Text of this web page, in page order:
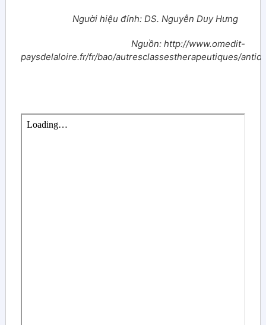
Người hiệu đính: DS. Nguyễn Duy Hưng
Nguồn: http://www.omedit-
paysdelaloire.fr/fr/bao/autresclassestherapeutiques/